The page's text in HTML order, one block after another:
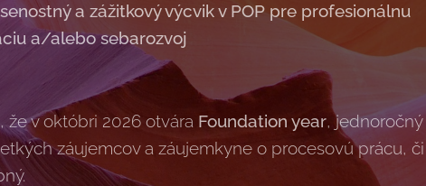
a zážitkový výcvik v POP pre profesionálnu
a/alebo sebarozvoj
že v októbri 2026 otvára Foundation year, jednoročný
záujemcov a záujemkyne o procesovú prácu, či